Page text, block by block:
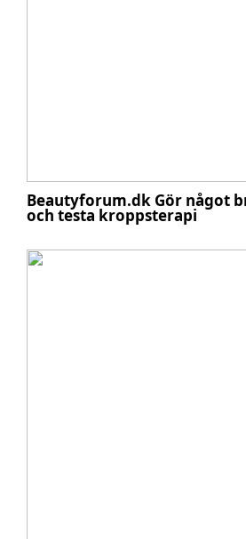
Beautyforum.dk Gör något
och testa kroppsterapi